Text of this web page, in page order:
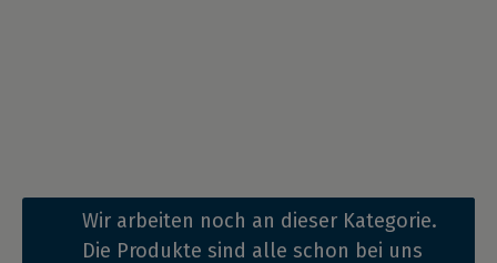
Wir arbeiten noch an dieser Kategorie.
Die Produkte sind alle schon bei uns